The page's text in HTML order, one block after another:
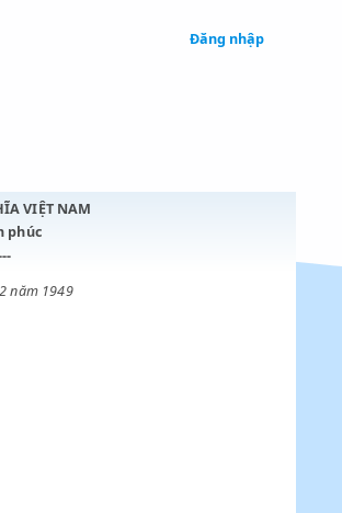
HỘI CHỦ NGHĨA VIỆT NAM
- Tự do - Hạnh phúc